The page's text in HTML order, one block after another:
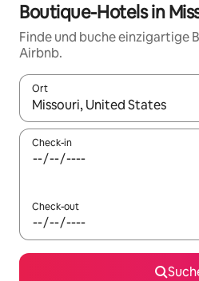
Boutique-Hotels in
Finde und buche einzigartige
Airbnb.
Ort
Wenn Ergebnisse verfügbar
Check-in
Check-out